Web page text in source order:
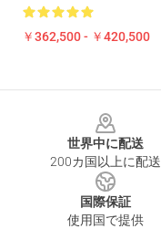
￥362,500 - ￥420,500
世界中に配送
200カ国以上に配送
国際保証
使用国で提供